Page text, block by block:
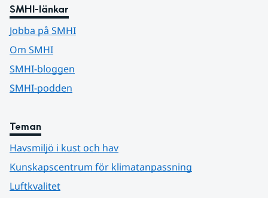
SMHI-länkar
Jobba på SMHI
Om SMHI
SMHI-bloggen
SMHI-podden
Teman
Havsmiljö i kust och hav
Kunskapscentrum för klimatanpassning
Luftkvalitet